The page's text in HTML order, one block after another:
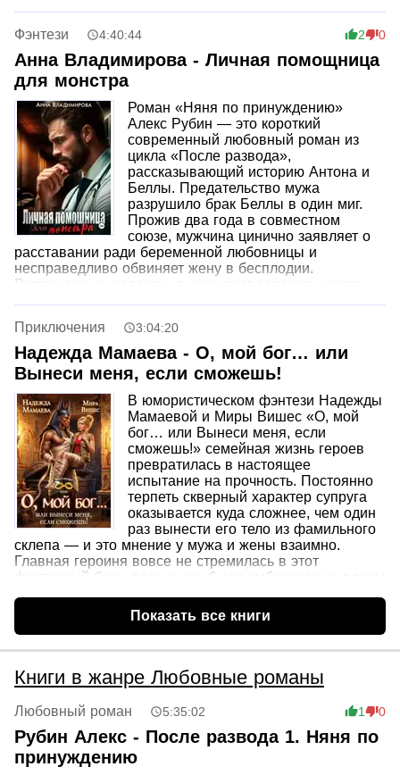
противник, гораздо более тонкий, непредсказуемый и
смертоносный, чем пришельцы с Земли. Читателя
ждет захватывающая история о столкновении
кардинально разных разумных видов, культур и
мировоззрений в удивительном чуждом мире.
Фэнтези 4:40:44 2 0
Анна Владимирова - Личная помощница
для монстра
Роман «Няня по принуждению»
Алекс Рубин — это короткий
современный любовный роман из
цикла «После развода»,
рассказывающий историю Антона и
Беллы. Предательство мужа
разрушило брак Беллы в один миг.
Прожив два года в совместном
союзе, мужчина цинично заявляет о
расставании ради беременной любовницы и
несправедливо обвиняет жену в бесплодии.
Разрушенные надежды вынуждают героиню начать
травматологом и главой клиники. Он обладает
тяжелым характером, невыносимым взглядом и
безграничным высокомерием. У Беллы нет выбора,
кроме как согласиться стать его личной помощницей,
ведь она уверена, что именно этот человек замешан в
крахе ее прошлых усилий. Он знает, что должен ей, и
Белла видела это в его глазах до того, как он
переступил через ее надежды. Соглашаясь на эту
работу, она даже не догадывается, с кем именно
связывает свою жизнь на пути к финалу этой истории.
Приключения 3:04:20
Надежда Мамаева - О, мой бог… или
Вынеси меня, если сможешь!
В юмористическом фэнтези Надежды
Мамаевой и Миры Вишес «О, мой
бог… или Вынеси меня, если
сможешь!» семейная жизнь героев
превратилась в настоящее
испытание на прочность. Постоянно
терпеть скверный характер супруга
оказывается куда сложнее, чем один
раз вынести его тело из фамильного
склепа — и это мнение у мужа и жены взаимно.
Главная героиня вовсе не стремилась в этот
фиктивный брак, ведь у нее были амбициозные планы
зла. Однако теперь этой эксцентричной парочке
придется сплотиться, чтобы спасти собственные
секиры, но и от внезапно вспыхнувших чувств,
совладать с которыми оказывается намного труднее.
Показать все книги
Книги в жанре Любовные романы
Любовный роман 5:35:02 1 0
Рубин Алекс - После развода 1. Няня по
принуждению